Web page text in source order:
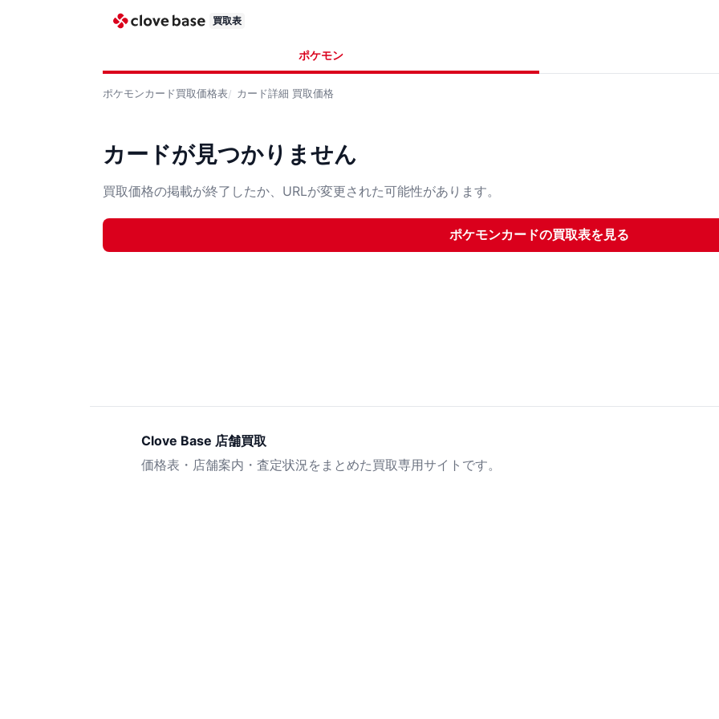
買取表
ポケモン
ポケモンカード買取価格表 カード詳細 買取価格
カードが見つかりません
買取価格の掲載が終了したか、URLが変更された可能性があります。
ポケモンカードの買取表を見る
Clove Base 店舗買取
価格表・店舗案内・査定状況をまとめた買取専用サイトです。